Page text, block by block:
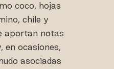
coco, hojas
chile y
aportan notas
en ocasiones,
asociadas